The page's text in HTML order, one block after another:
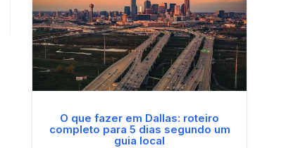
O que fazer em Dallas: roteiro
completo para 5 dias segundo um
guia local